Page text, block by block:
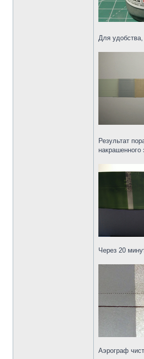
Для
Результат
накрашенного
Через 20
Аэрограф